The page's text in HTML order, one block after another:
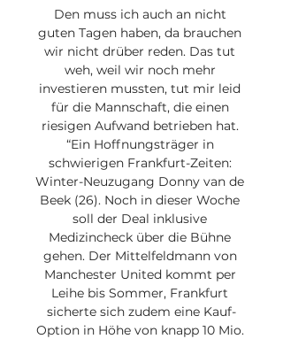
Den muss ich auch an nicht
guten Tagen haben, da brauchen
wir nicht drüber reden. Das tut
weh, weil wir noch mehr
investieren mussten, tut mir leid
für die Mannschaft, die einen
riesigen Aufwand betrieben hat.
“Ein Hoffnungsträger in
schwierigen Frankfurt-Zeiten:
Winter-Neuzugang Donny van de
Beek (26). Noch in dieser Woche
soll der Deal inklusive
Medizincheck über die Bühne
gehen. Der Mittelfeldmann von
Manchester United kommt per
Leihe bis Sommer, Frankfurt
sicherte sich zudem eine Kauf-
Option in Höhe von knapp 10 Mio.